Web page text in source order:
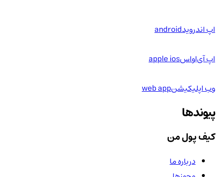
اپ اندرویدandroid
اپ آی‌او‌اسapple ios
وب اپلیکیشنweb app
پیوندها
کیف پول من
درباره ما